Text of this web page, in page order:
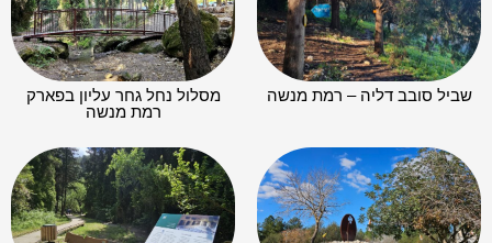
שביל סובב דליה – רמת מנשה
מסלול נחל גחר עליון בפארק
רמת מנשה